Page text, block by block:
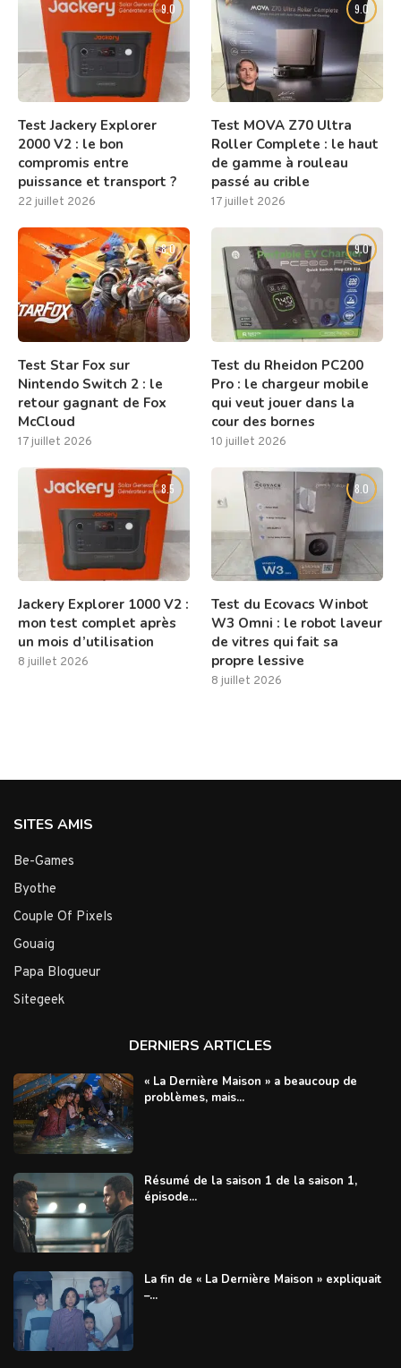
9.0
Test Jackery Explorer
2000 V2 : le bon
compromis entre
puissance et transport ?
22 juillet 2026
9.0
Test MOVA Z70 Ultra
Roller Complete : le haut
de gamme à rouleau
passé au crible
17 juillet 2026
8.0
Test Star Fox sur
Nintendo Switch 2 : le
retour gagnant de Fox
McCloud
17 juillet 2026
9.0
Test du Rheidon PC200
Pro : le chargeur mobile
qui veut jouer dans la
cour des bornes
10 juillet 2026
8.5
Jackery Explorer 1000 V2 :
mon test complet après
un mois d’utilisation
8 juillet 2026
8.0
Test du Ecovacs Winbot
W3 Omni : le robot laveur
de vitres qui fait sa
propre lessive
8 juillet 2026
SITES AMIS
Be-Games
Byothe
Couple Of Pixels
Gouaig
Papa Blogueur
Sitegeek
DERNIERS ARTICLES
« La Dernière Maison » a beaucoup de
problèmes, mais...
Résumé de la saison 1 de la saison 1,
épisode...
La fin de « La Dernière Maison » expliquait
–...